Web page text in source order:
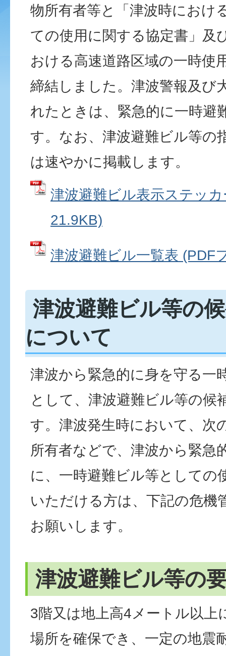
物所有者等と「津波時におけ
ての使用に関する協定書」及
おける高速道路区域の一時使
締結しました。津波警報及び
れたときは、緊急的に一時避
す。なお、津波避難ビル等の
は速やかに掲載します。
津波避難ビル表示ステッ
21.9KB)
津波避難ビル一覧表 (PDF
津波避難ビル等の
について
津波から緊急的に身を守る一
として、津波避難ビル等の候
す。津波発生時において、次
所有者などで、津波から緊急
に、一時避難ビル等としての
いただける方は、下記の危機
お願いします。
津波避難ビル等の
3階又は地上高4メートル以上
場所を確保でき、一定の地震